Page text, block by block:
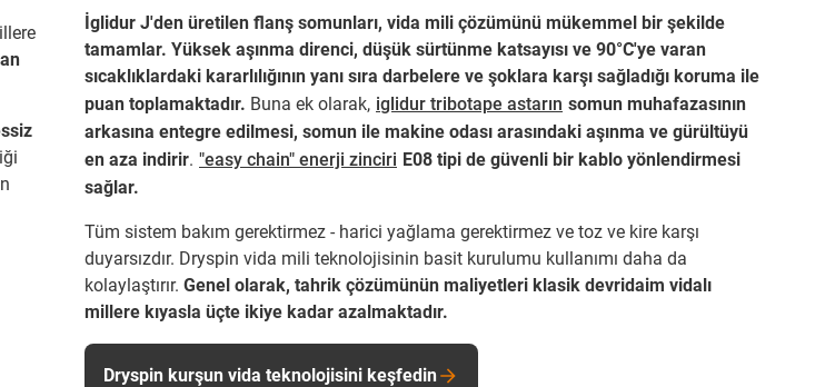
İglidur J'den üretilen flanş somunları, vida mili çözümünü mükemmel bir şekilde
tamamlar. Yüksek aşınma direnci, düşük sürtünme katsayısı ve 90°C'ye varan
sıcaklıklardaki kararlılığının yanı sıra darbelere ve şoklara karşı sağladığı koruma ile
puan toplamaktadır. Buna ek olarak, iglidur tribotape astarın somun muhafazasının
arkasına entegre edilmesi, somun ile makine odası arasındaki aşınma ve gürültüyü
en aza indirir. "easy chain" enerji zinciri E08 tipi de güvenli bir kablo yönlendirmesi
sağlar.
Tüm sistem bakım gerektirmez - harici yağlama gerektirmez ve toz ve kire karşı
duyarsızdır. Dryspin vida mili teknolojisinin basit kurulumu kullanımı daha da
kolaylaştırır. Genel olarak, tahrik çözümünün maliyetleri klasik devridaim vidalı
millere kıyasla üçte ikiye kadar azalmaktadır.
Dryspin kurşun vida teknolojisini keşfedin